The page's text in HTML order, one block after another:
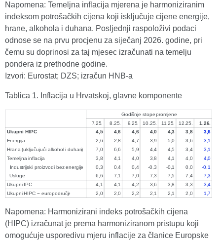
Napomena: Temeljna inflacija mjerena je harmoniziranim
indeksom potrošačkih cijena koji isključuje cijene energije,
hrane, alkohola i duhana. Posljednji raspoloživi podaci
odnose se na prvu procjenu za siječanj 2026. godine, pri
čemu su doprinosi za taj mjesec izračunati na temelju
pondera iz prethodne godine.
Izvori: Eurostat; DZS; izračun HNB-a
Tablica 1. Inflacija u Hrvatskoj, glavne komponente
Napomena: Harmonizirani indeks potrošačkih cijena
(HIPC) izračunat je prema harmoniziranom pristupu koji
omogućuje usporedivu mjeru inflacije za članice Europske